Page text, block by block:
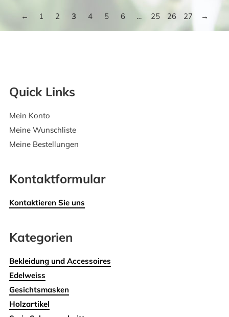
1 2 3 4 5 6 … 25 26 27
Quick Links
Mein Konto
Meine Wunschliste
Meine Bestellungen
Kontaktformular
Kontaktieren Sie uns
Kategorien
Bekleidung und Accessoires
Edelweiss
Gesichtsmasken
Holzartikel